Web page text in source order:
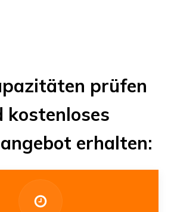
prüfen
kostenloses
erhalten: